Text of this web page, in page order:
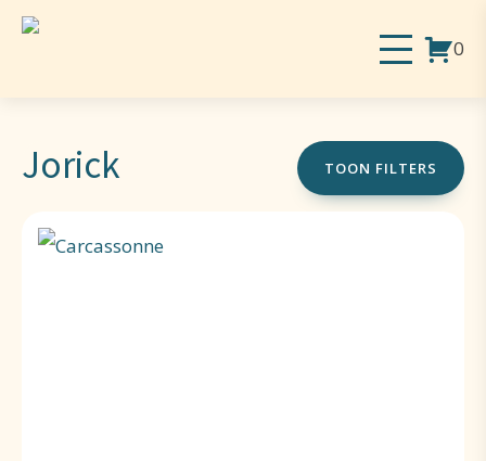
0
Jorick TOON FILTERS